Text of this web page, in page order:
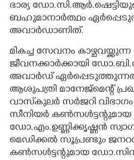
ഭാര്യ
ബഹുമാനാർത്ഥം
അവാർഡാണിത്.
മികച്ച സേവനം കാഴ്ചവയ്ക്കുന്ന
ജീവനക്കാർക്കായി
അവാർഡ്
ആശുപത്രി മാനേജ്മെന്റ്
വാസ്‌കുലർ സർജറി വിഭാഗം
സീനിയർ കൺസൾട്ടന്റുമായ
ഡോ.എം.ഉണ്ണിക്കൃഷ്ണൻ
മെഡിക്കൽ സൂപ്രണ്ടും
കൺസൾട്ടന്റുമായ